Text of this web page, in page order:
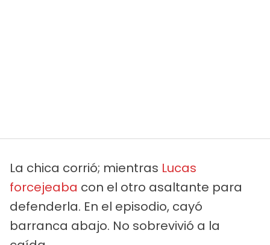
La chica corrió; mientras Lucas
forcejeaba con el otro asaltante para
defenderla. En el episodio, cayó
barranca abajo. No sobrevivió a la